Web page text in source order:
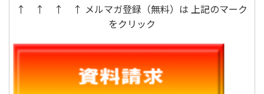
↑ ↑ ↑ ↑ メルマガ登録（無料）は 上記のマーク
をクリック